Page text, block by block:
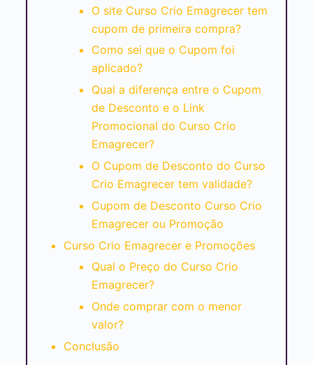
O site Curso Crio Emagrecer tem
cupom de primeira compra?
Como sei que o Cupom foi
aplicado?
Qual a diferença entre o Cupom
de Desconto e o Link
Promocional do Curso Crio
Emagrecer?
O Cupom de Desconto do Curso
Crio Emagrecer tem validade?
Cupom de Desconto Curso Crio
Emagrecer ou Promoção
Curso Crio Emagrecer e Promoções
Qual o Preço do Curso Crio
Emagrecer?
Onde comprar com o menor
valor?
Conclusão